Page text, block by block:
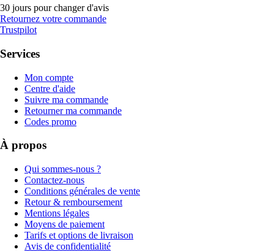
30 jours pour changer d'avis
Retournez votre commande
Trustpilot
Services
Mon compte
Centre d'aide
Suivre ma commande
Retourner ma commande
Codes promo
À propos
Qui sommes-nous ?
Contactez-nous
Conditions générales de vente
Retour & remboursement
Mentions légales
Moyens de paiement
Tarifs et options de livraison
Avis de confidentialité